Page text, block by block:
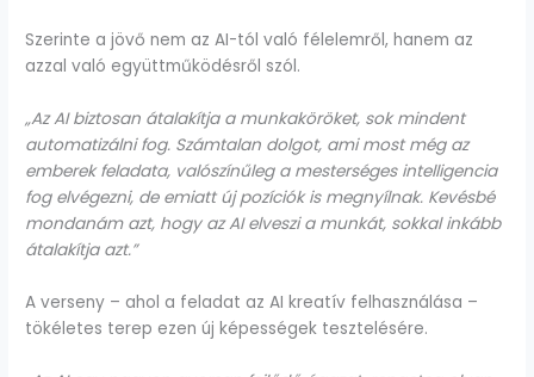
Szerinte a jövő nem az AI-tól való félelemről, hanem az
azzal való együttműködésről szól.
„Az AI biztosan átalakítja a munkaköröket, sok mindent
automatizálni fog. Számtalan dolgot, ami most még az
emberek feladata, valószínűleg a mesterséges intelligencia
fog elvégezni, de emiatt új pozíciók is megnyílnak. Kevésbé
mondanám azt, hogy az AI elveszi a munkát, sokkal inkább
átalakítja azt.”
A verseny – ahol a feladat az AI kreatív felhasználása –
tökéletes terep ezen új képességek tesztelésére.